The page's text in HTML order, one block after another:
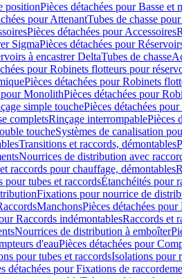
positionPièces détachées pour Basse et
pour AttenantTubes de chasse
Pièces détachées pour Accessoires
SigmaPièces détachées pour
à encastrer DeltaTubes de chasse
pour Robinets flotteurs pour
Pièces détachées pour Robinets
MonolithPièces détachées pour
simple touchePièces détachées
completsRinçage interrompablePièces
toucheSystèmes de canalisation
Transitions et raccords, démontables
Nourrices de distribution avec
raccords pour chauffage, démontables
pour tubes et raccordsÉtanchéités pour
Fixations pour nourrice de
ManchonsPièces détachées
Raccords indémontablesRaccords et
Nourrices de distribution à emboîter
d'eauPièces détachées pour
pour tubes et raccordsIsolations pour
détachées pour Fixations de